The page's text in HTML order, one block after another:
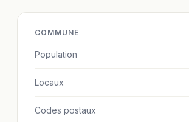
COMMUNE
Population
Locaux
Codes postaux